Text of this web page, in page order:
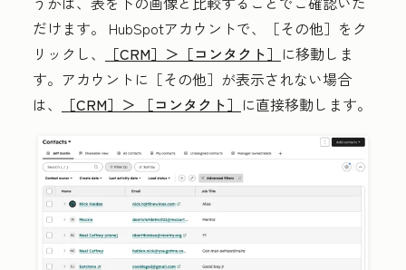
だけます。 HubSpotアカウントで、
［その他］をク
リックし、
［CRM］＞ ［コンタクト］ に移動しま
す。アカウントに ［その他］が表示されない場合
は、
［CRM］＞ ［コンタクト］ に直接移動します。